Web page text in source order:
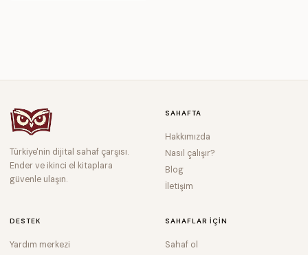
Türkiye'nin dijital sahaf çarşısı.
Ender ve ikinci el kitaplara
güvenle ulaşın.
SAHAFTA
Hakkımızda
Nasıl çalışır?
Blog
İletişim
DESTEK
Yardım merkezi
SAHAFLAR IÇIN
Sahaf ol